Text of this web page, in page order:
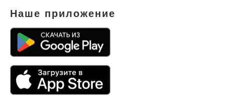
Наше приложение